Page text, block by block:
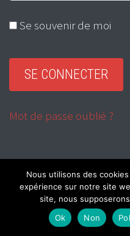
Se souvenir de moi
Mot de passe oublié ?
RADIO ROCK &
RADIO METAL &
Nous utilisons des
expérience sur notre site
site, nous
Ok
Non